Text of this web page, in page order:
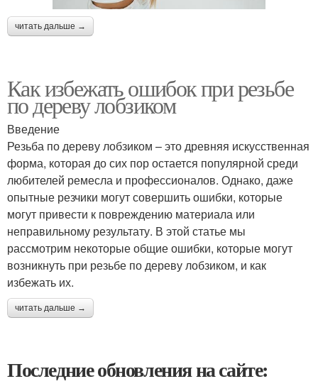
читать дальше →
Как избежать ошибок при резьбе
по дереву лобзиком
Введение
Резьба по дереву лобзиком – это древняя искусственная
форма, которая до сих пор остается популярной среди
любителей ремесла и профессионалов. Однако, даже
опытные резчики могут совершить ошибки, которые
могут привести к повреждению материала или
неправильному результату. В этой статье мы
рассмотрим некоторые общие ошибки, которые могут
возникнуть при резьбе по дереву лобзиком, и как
избежать их.
читать дальше →
Последние обновления на сайте: